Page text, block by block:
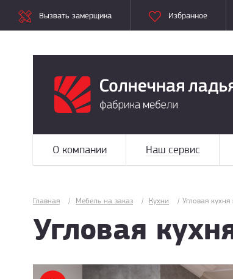
Вызвать замерщика Избранное
О компании Наш сервис
Главная / Мебель на заказ / Кухни / Угловая
Угловая